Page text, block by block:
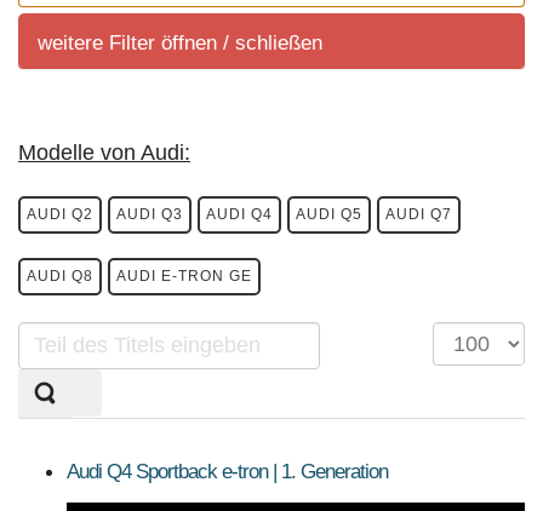
weitere Filter öffnen / schließen
SortierungSUV Marktuebersicht
Sortierung aller aktuell im deutschem Handel
angeboteten Fahrzeuge.
KLASSEN MOTORISIERUNG ANTRIEBSART
PREISE
Die Sortierungsmöglichkeit umfasst alle SUV-
Modelle von Audi:
AUDI Q2 AUDI Q3 AUDI Q4 AUDI Q5 AUDI Q7
AUDI Q8 AUDI E-TRON GE
Teil
des
Titels
Anzeige
#
Audi Q4 Sportback e-tron | 1. Generation